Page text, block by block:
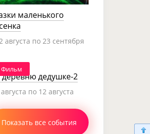
маленького
августа по 23 сентября
Фильм
дедушке-2
по 12 августа
Показать все события